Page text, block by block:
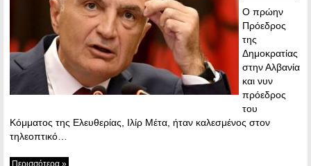
Ο πρώην
Πρόεδρος
της
Δημοκρατίας
στην Αλβανία
και νυν
πρόεδρος
του
Κόμματος της Ελευθερίας, Ιλίρ Μέτα, ήταν καλεσμένος στον
τηλεοπτικό…
Περισσότερα »